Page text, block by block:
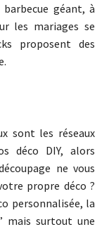
géant, à
les mariages se
proposent des
sont les réseaux
déco DIY, alors
ne vous
propre déco ?
personnalisée, la
mais surtout une